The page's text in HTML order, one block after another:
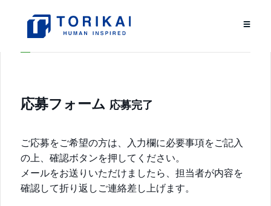
応募フォーム 応募完了
ご応募をご希望の方は、入力欄に必要事項をご記入
の上、確認ボタンを押してください。
メールをお送りいただけましたら、担当者が内容を
確認して折り返しご連絡差し上げます。